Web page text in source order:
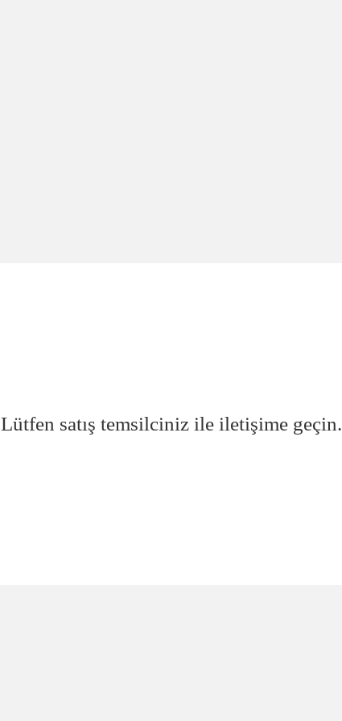
Lütfen satış temsilciniz ile iletişime geçin.